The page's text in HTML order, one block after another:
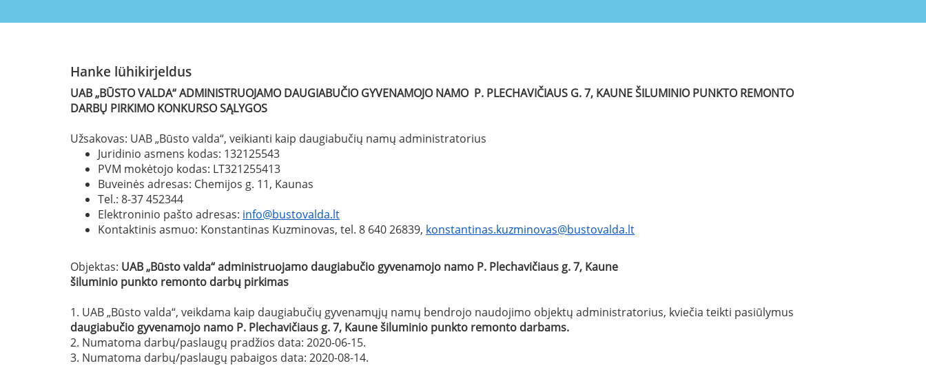
Hanke lühikirjeldus
UAB „BŪSTO VALDA“ ADMINISTRUOJAMO DAUGIABUČIO GYVENAMOJO NAMO P. PLECHAVIČIAUS G. 7, KAUNEŠILUMINIO PUNKTO REMONTO
DARBŲ PIRKIMO KONKURSO SĄLYGOS
Užsakovas: UAB „Būsto valda“, veikianti kaip daugiabučių namų administratorius
Juridinio asmens kodas: 132125543
PVM mokėtojo kodas: LT321255413
Buveinės adresas: Chemijos g. 11, Kaunas
Tel.: 8-37 452344
Elektroninio pašto adresas: info@bustovalda.lt
Kontaktinis asmuo: Konstantinas Kuzminovas, tel. 8 640 26839, konstantinas.kuzminovas@bustovalda.lt
Objektas: UAB „Būsto valda“ administruojamo daugiabučio gyvenamojo namo P. Plechavičiaus g. 7, Kaune
šiluminio punkto remonto darbų pirkimas
1. UAB „Būsto valda“, veikdama kaip daugiabučių gyvenamųjų namų bendrojo naudojimo objektų administratorius, kviečia teikti pasiūlymus
daugiabučio gyvenamojo namo P. Plechavičiaus g. 7, Kaunešiluminio punkto remonto darbams.
2. Numatoma darbų/paslaugų pradžios data: 2020-06-15.
3. Numatoma darbų/paslaugų pabaigos data: 2020-08-14.